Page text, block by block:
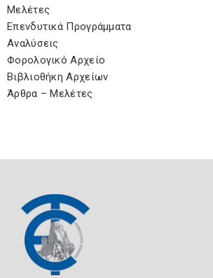
Μελέτες
Επενδυτικά Προγράμματα
Αναλύσεις
Φορολογικό Αρχείο
Βιβλιοθήκη Αρχείων
Άρθρα – Μελέτες